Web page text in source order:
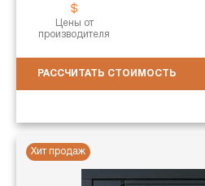
Цены от
производителя
РАССЧИТАТЬ СТОИМОСТЬ
Хит продаж